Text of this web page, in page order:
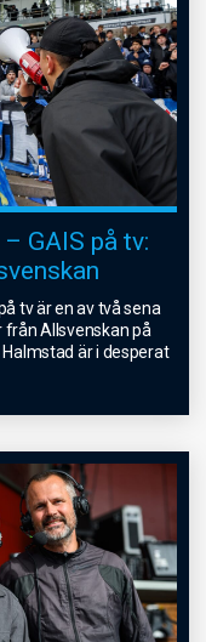
GAIS på tv:
tv är en av två sena
Allsvenskan på
är i desperat